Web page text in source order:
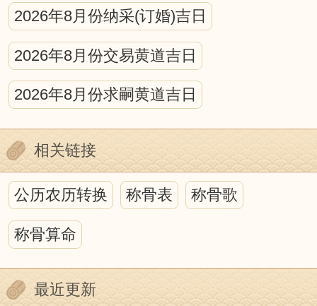
命，从而在地球生命上打下深深的烙印。
在日、月、星的运动中，蕴藏着万物消长
的规律，寓含着深奥的物候原理。因此，
在研究人与自然的关系中，离不开日月星
的运行，而中国古代的历法正是为这种研
究，提供了最好的时空背景。
历法上的吉凶之说虽然充满迷信色
哲学、天文、地理、自然生态等诸多方面
丰富的内涵，并蕴藏着人们如何顺应自然
的论述。重要的是，我们不能否认其中蕴
2026年8月份纳采(订婚)吉日
2026年8月份交易黄道吉日
2026年8月份求嗣黄道吉日
相关链接
公历农历转换 称骨表 称骨歌
称骨算命
最近更新